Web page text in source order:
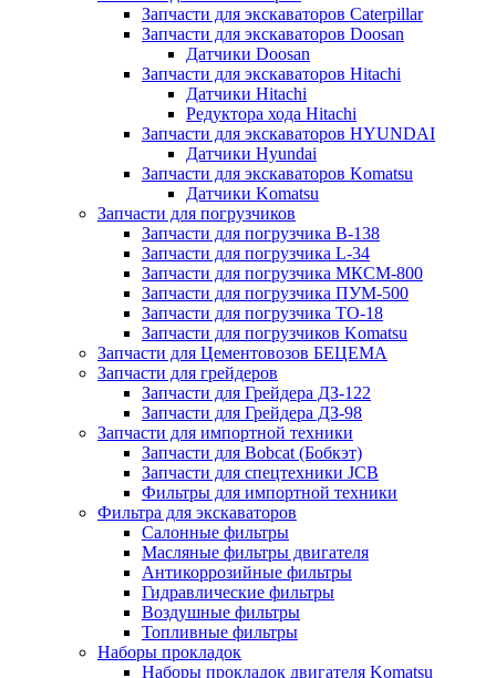
Запчасти для экскаваторов Caterpillar
Запчасти для экскаваторов Doosan
Датчики Doosan
Запчасти для экскаваторов Hitachi
Датчики Hitachi
Редуктора хода Hitachi
Запчасти для экскаваторов HYUNDAI
Датчики Hyundai
Запчасти для экскаваторов Komatsu
Датчики Komatsu
Запчасти для погрузчиков
Запчасти для погрузчика B-138
Запчасти для погрузчика L-34
Запчасти для погрузчика МКСМ-800
Запчасти для погрузчика ПУМ-500
Запчасти для погрузчика ТО-18
Запчасти для погрузчиков Komatsu
Запчасти для Цементовозов БЕЦЕМА
Запчасти для грейдеров
Запчасти для Грейдера ДЗ-122
Запчасти для Грейдера ДЗ-98
Запчасти для импортной техники
Запчасти для Bobcat (Бобкэт)
Запчасти для спецтехники JCB
Фильтры для импортной техники
Фильтра для экскаваторов
Салонные фильтры
Масляные фильтры двигателя
Антикоррозийные фильтры
Гидравлические фильтры
Воздушные фильтры
Топливные фильтры
Наборы прокладок
Наборы прокладок двигателя Komatsu